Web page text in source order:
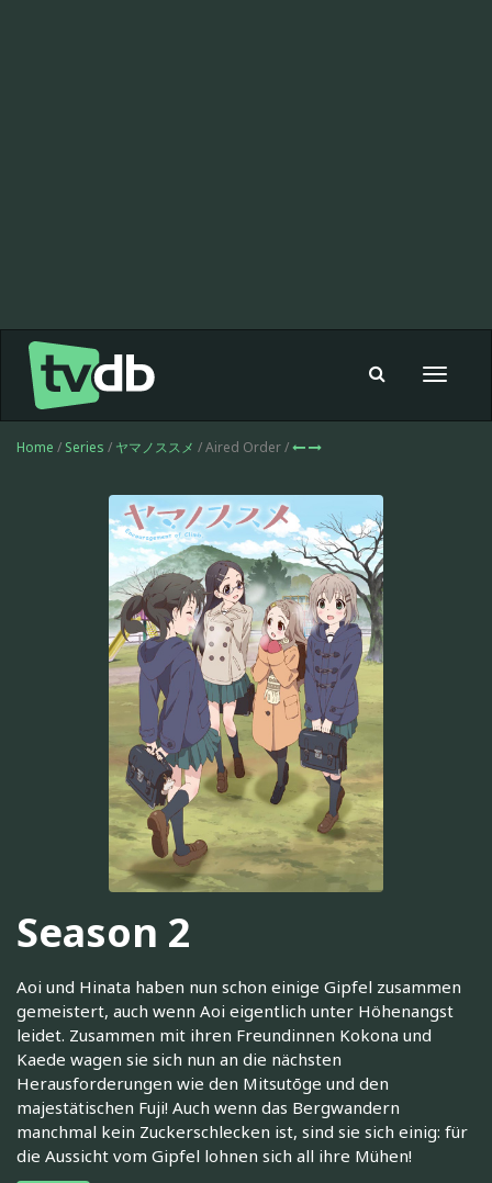
Toggle
Home / Series / ヤマノススメ / Aired Order /
Season 2
Aoi und Hinata haben nun schon einige Gipfel zusammen
gemeistert, auch wenn Aoi eigentlich unter Höhenangst
leidet. Zusammen mit ihren Freundinnen Kokona und
Kaede wagen sie sich nun an die nächsten
Herausforderungen wie den Mitsutōge und den
majestätischen Fuji! Auch wenn das Bergwandern
manchmal kein Zuckerschlecken ist, sind sie sich einig: für
die Aussicht vom Gipfel lohnen sich all ihre Mühen!